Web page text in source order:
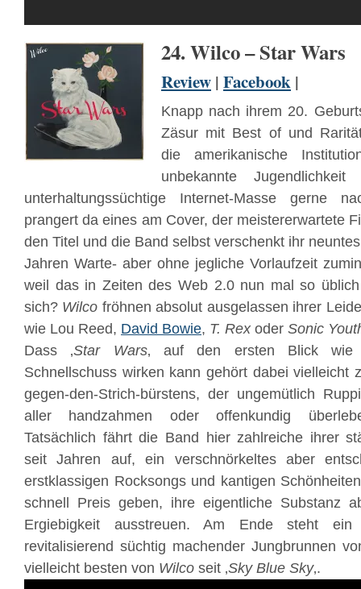
24. Wilco – Star Wars
Review | Facebook |
Knapp nach ihrem 20.
Zäsur mit Best of und
die amerikanische
unbekannte
unterhaltungssüchtige Internet-Masse gerne
prangert da eines am Cover, der meistererwartete
den Titel und die Band selbst verschenkt ihr
Jahren Warte- aber ohne jegliche Vorlaufzeit
weil das in Zeiten des Web 2.0 nun mal so
sich? Wilco fröhnen absolut ausgelassen ihrer
wie Lou Reed, David Bowie, T. Rexoder Sonic
Dass ‚Star Wars‚ auf den ersten Blick wie
Schnellschuss wirken kann gehört dabei vielleicht
gegen-den-Strich-bürstens, der ungemütlich
aller handzahmen oder offenkundig
Tatsächlich fährt die Band hier zahlreiche ihrer
seit Jahren auf, ein verschnörkeltes aber
erstklassigen Rocksongs und kantigen Sch
schnell Preis geben, ihre eigentliche Substanz
Ergiebigkeit ausstreuen. Am Ende steht ein
revitalisierend süchtig machender Jungbrunnen
vielleicht besten von Wilco seit ‚Sky Blue Sky‚.